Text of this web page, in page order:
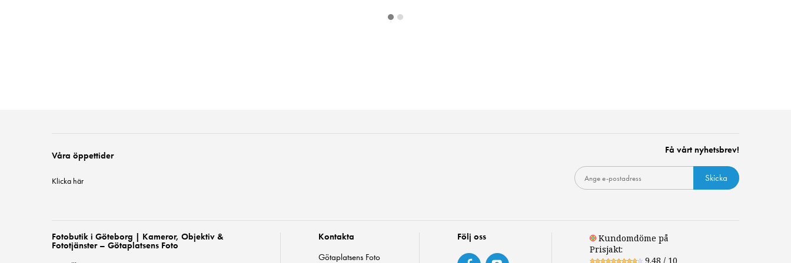
Våra öppettider
Klicka här
Få vårt nyhetsbrev!
Skicka
Fotobutik i Göteborg | Kameror, Objektiv &
Fototjänster – Götaplatsens Foto
Kontakta
Götaplatsens Foto
Följ oss